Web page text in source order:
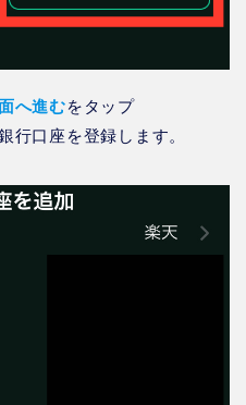
へ進むをタップ
行口座を登録します。